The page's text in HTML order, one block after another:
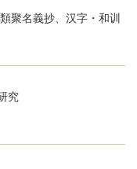
聚名義抄、汉字・和训
究